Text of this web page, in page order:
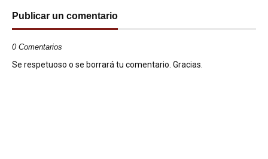
Publicar un comentario
0 Comentarios
Se respetuoso o se borrará tu comentario. Gracias.